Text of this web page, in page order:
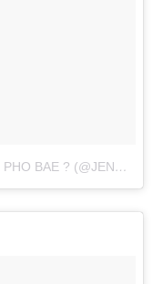
A PHOTO POSTED BY YOUR FAVORITE PHO BAE ? (@JENNAKAEY)